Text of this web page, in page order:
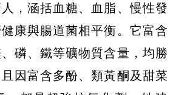
，涵括血糖、血脂、慢性發
康與腸道菌相平衡。它富含
磷、鐵等礦物質含量，均勝
因富含多酚、類黃酮及甜菜